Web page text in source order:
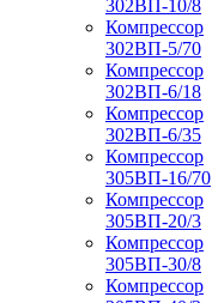
302ВП-10/8
Компрессор
302ВП-5/70
Компрессор
302ВП-6/18
Компрессор
302ВП-6/35
Компрессор
305ВП-16/70
Компрессор
305ВП-20/3
Компрессор
305ВП-30/8
Компрессор